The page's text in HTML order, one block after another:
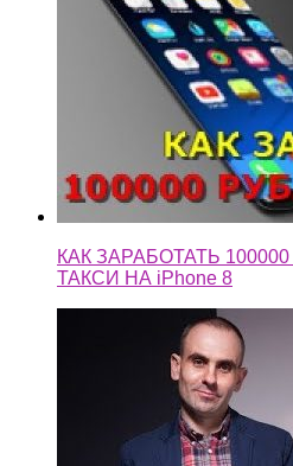
КАК ЗАРАБОТАТЬ
ТАКСИ НА iPhone 8